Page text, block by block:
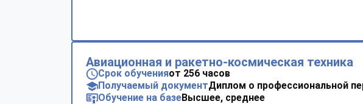
Авиационная и ракетно-космическая техника
Срок обученияот 256 часов
Получаемый документДиплом о профессиональной
Обучение на базеВысшее, среднее